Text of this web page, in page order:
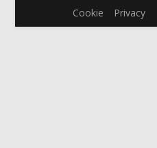
Cookie Privacy